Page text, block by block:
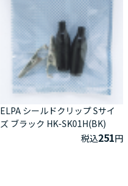
ELPA シールドクリップ Sサイ
ズ ブラック HK-SK01H(BK)
税込251円